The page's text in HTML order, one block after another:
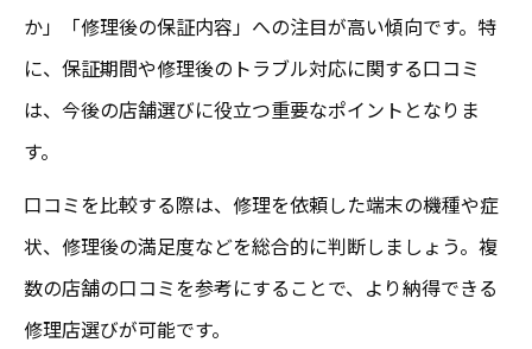
か」「修理後の保証内容」への注目が高い傾向です。特
に、保証期間や修理後のトラブル対応に関する口コミ
は、今後の店舗選びに役立つ重要なポイントとなりま
す。
口コミを比較する際は、修理を依頼した端末の機種や症
状、修理後の満足度などを総合的に判断しましょう。複
数の店舗の口コミを参考にすることで、より納得できる
修理店選びが可能です。